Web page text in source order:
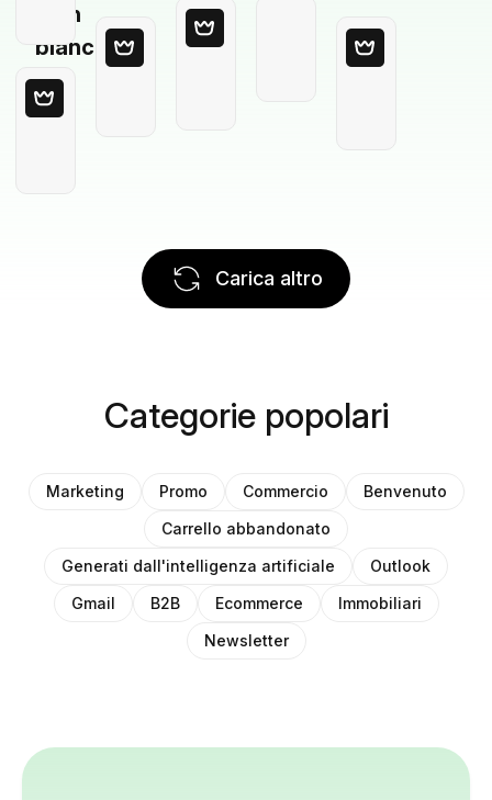
in
bianco
Carica altro
Categorie popolari
Marketing Promo Commercio
Benvenuto
Carrello abbandonato
Generati dall'intelligenza artificiale
Outlook
Gmail
B2B Ecommerce
Immobiliari
Newsletter